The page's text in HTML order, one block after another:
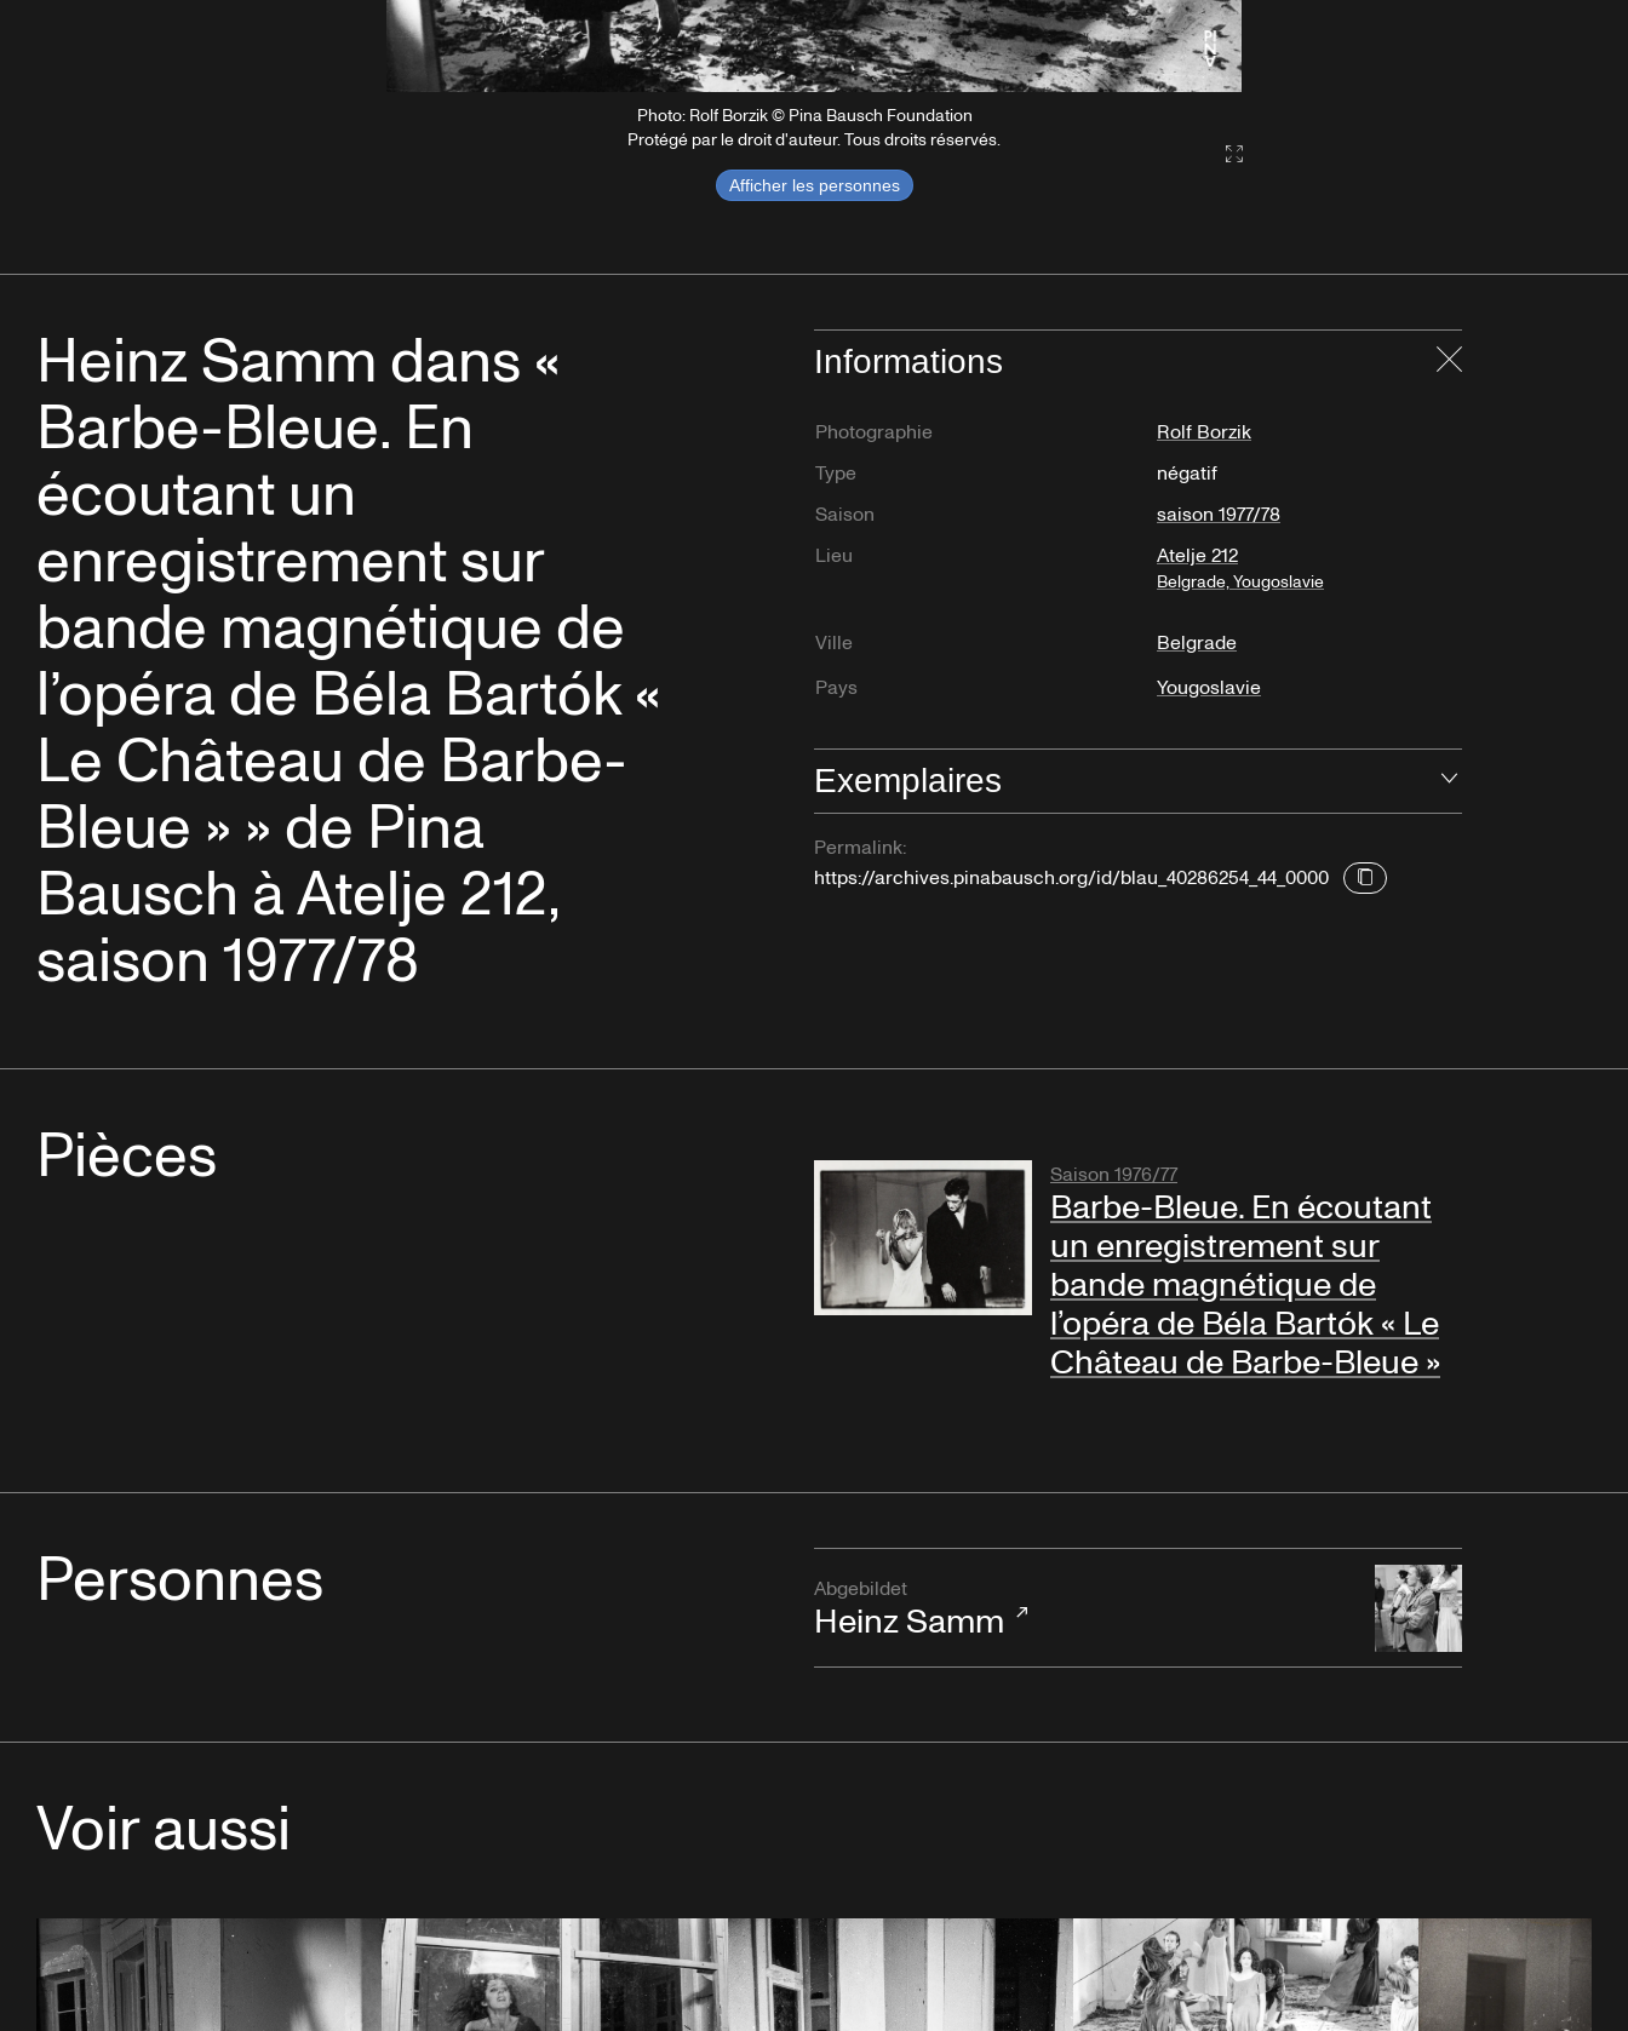
Photo: Rolf Borzik © Pina Bausch Foundation
Protégé par le droit d'auteur. Tous droits réservés.
Afficher les personnes
Gallery2:fullscreen
Heinz Samm dans «
Barbe-Bleue. En
écoutant un
enregistrement sur
bande magnétique de
l’opéra de Béla Bartók «
Le Château de Barbe-
Bleue » » de Pina
Bausch à Atelje 212,
saison 1977/78
Informations
Photographie
Rolf Borzik
Type
négatif
Saison
saison 1977/78
Lieu
Atelje 212
Belgrade, Yougoslavie
Ville
Belgrade
Pays
Yougoslavie
Exemplaires
Permalink:
https://archives.pinabausch.org/id/blau_40286254_44_0000
Pièces Saison 1976/77
Barbe-Bleue. En écoutant
un enregistrement sur
bande magnétique de
l’opéra de Béla Bartók « Le
Château de Barbe-Bleue »
Personnes Abgebildet
Heinz Samm
Voir aussi